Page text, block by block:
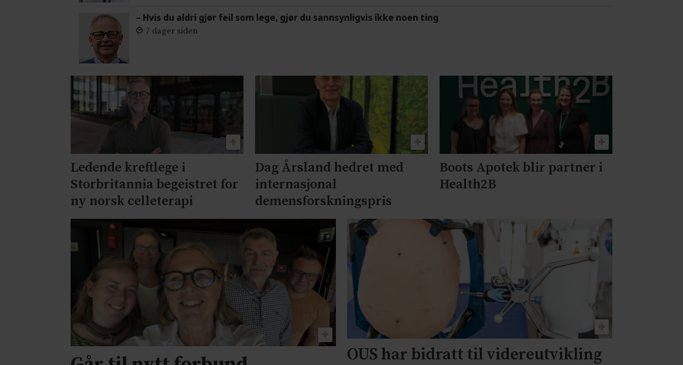
– Hvis du aldri gjør feil som lege, gjør du sannsynligvis ikke noen ting
7 dager siden
Ledende kreftlege i
Storbritannia begeistret for
ny norsk celleterapi
Dag Årsland hedret med
internasjonal
demensforskningspris
Boots Apotek blir partner i
Health2B
OUS har bidratt til videreutvikling